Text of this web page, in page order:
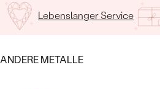
NACH DER FARBE
MASSGEFERTIGTER
Ohrrinnge
Ringe
Lebenslanger Service
ANDERE METALLE